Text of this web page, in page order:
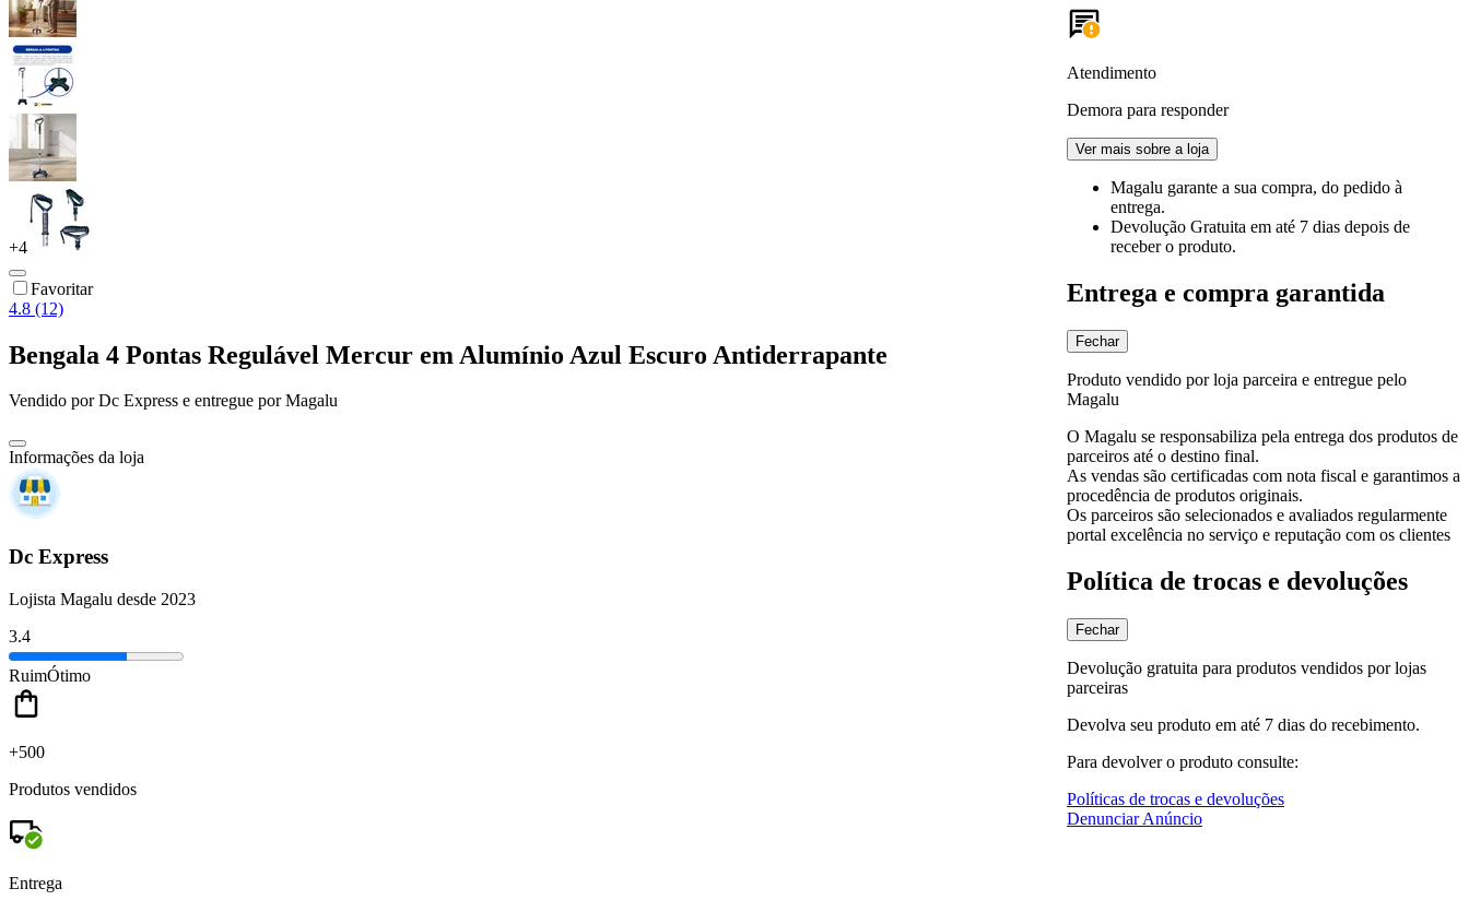
+4
Favoritar
4.8 (12)
Bengala 4 Pontas Regulável Mercur em Alumínio Azul Escuro Antiderrapante
Vendido porDc Express e entregue por Magalu
Informações da loja
Dc Express
Lojista Magalu desde 2023
3.4
RuimÓtimo
+500
Produtos vendidos
Entrega
Atendimento
Demora para responder
Ver mais sobre a loja
Magalu garante a sua compra, do pedido à
entrega.
Devolução Gratuita em até 7 dias depois de
receber o produto.
Entrega e compra garantida
Fechar
Produto vendido por loja parceira e entregue pelo
Magalu
O Magalu se responsabiliza pela entrega dos produtos de
parceiros até o destino final.
As vendas são certificadas com nota fiscal e garantimos a
procedência de produtos originais.
Os parceiros são selecionados e avaliados regularmente
portal excelência no serviço e reputação com os clientes
Política de trocas e devoluções
Fechar
Devolução gratuita para produtos vendidos por lojas
parceiras
Devolva seu produto em até 7 dias do recebimento.
Para devolver o produto consulte:
Políticas de trocas e devoluções
Denunciar Anúncio